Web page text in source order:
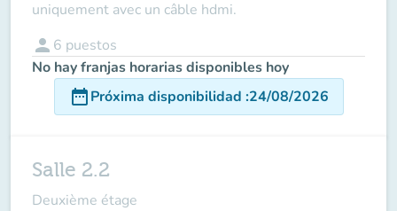
uniquement avec un câble hdmi.
person 6 puestos
No hay franjas horarias disponibles hoy
date_rangePróxima disponibilidad :24/08/2026
Salle 2.2
Deuxième étage